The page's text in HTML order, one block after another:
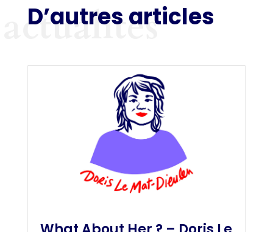
D’autres articles
actualités